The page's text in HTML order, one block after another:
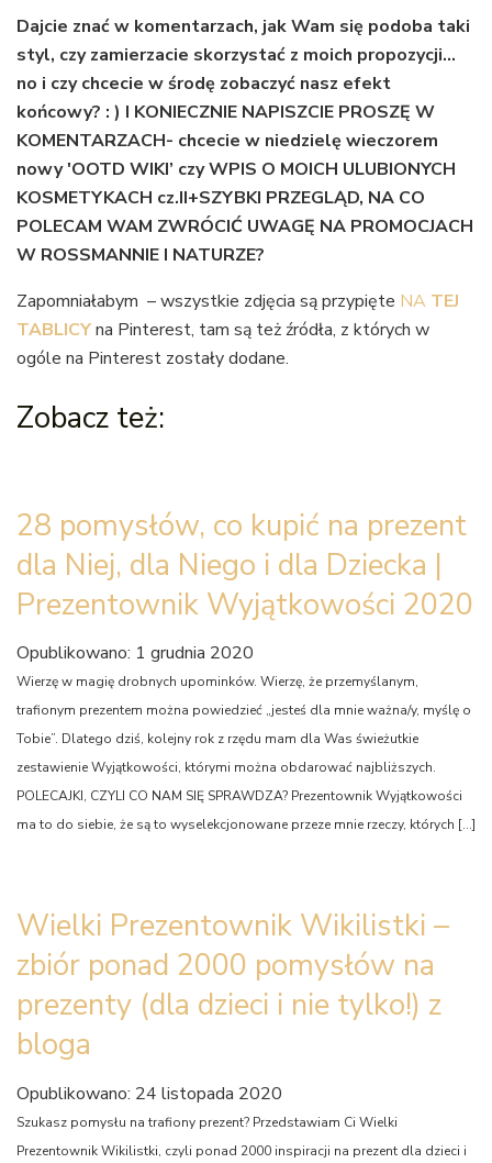
Dajcie znać w komentarzach, jak Wam się podoba taki
styl, czy zamierzacie skorzystać z moich propozycji…
no i czy chcecie w środę zobaczyć nasz efekt
końcowy? : ) I KONIECZNIE NAPISZCIE PROSZĘ W
KOMENTARZACH- chcecie w niedzielę wieczorem
nowy 'OOTD WIKI’ czy WPIS O MOICH ULUBIONYCH
KOSMETYKACH cz.II+SZYBKI PRZEGLĄD, NA CO
POLECAM WAM ZWRÓCIĆ UWAGĘ NA PROMOCJACH
W ROSSMANNIE I NATURZE?
Zapomniałabym – wszystkie zdjęcia są przypięte NA TEJ
TABLICYna Pinterest, tam są też źródła, z których w
ogóle na Pinterest zostały dodane.
Zobacz też:
28 pomysłów, co kupić na prezent
dla Niej, dla Niego i dla Dziecka |
Prezentownik Wyjątkowości 2020
Opublikowano: 1 grudnia 2020
Wierzę w magię drobnych upominków. Wierzę, że przemyślanym,
trafionym prezentem można powiedzieć „jesteś dla mnie ważna/y, myślę o
Tobie”. Dlatego dziś, kolejny rok z rzędu mam dla Was świeżutkie
zestawienie Wyjątkowości, którymi można obdarować najbliższych.
POLECAJKI, CZYLI CO NAM SIĘ SPRAWDZA? Prezentownik Wyjątkowości
ma to do siebie, że są to wyselekcjonowane przeze mnie rzeczy, których […]
Wielki Prezentownik Wikilistki –
zbiór ponad 2000 pomysłów na
prezenty (dla dzieci i nie tylko!) z
bloga
Opublikowano: 24 listopada 2020
Szukasz pomysłu na trafiony prezent? Przedstawiam Ci Wielki
Prezentownik Wikilistki, czyli ponad 2000 inspiracji na prezent dla dzieci i